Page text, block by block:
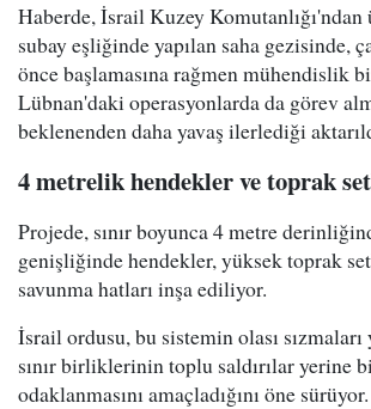
Haberde, İsrail Kuzey Komutanlığı'ndan
subay eşliğinde yapılan saha gezisinde,
önce başlamasına rağmen mühendislik
Lübnan'daki operasyonlarda da görev
beklenenden daha yavaş ilerlediği
4 metrelik hendekler ve toprak
Projede, sınır boyunca 4 metre
genişliğinde hendekler, yüksek toprak
savunma hatları inşa ediliyor.
İsrail ordusu, bu sistemin olası sızmaları
sınır birliklerinin toplu saldırılar yerine
odaklanmasını amaçladığını öne sürüyor.